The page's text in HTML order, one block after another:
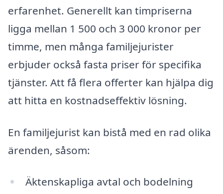
erfarenhet. Generellt kan timpriserna
ligga mellan 1 500 och 3 000 kronor per
timme, men många familjejurister
erbjuder också fasta priser för specifika
tjänster. Att få flera offerter kan hjälpa dig
att hitta en kostnadseffektiv lösning.
En familjejurist kan bistå med en rad olika
ärenden, såsom:
Äktenskapliga avtal och bodelning